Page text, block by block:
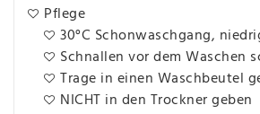
Pflege
30°C Schonwaschgang,
Schnallen vor dem Waschen
Trage in einen Waschbeutel
NICHT in den Trockner geben